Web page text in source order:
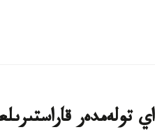
تولەمدەر